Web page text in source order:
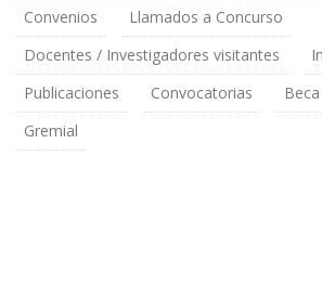
Convenios
Llamados a Concurso
Docentes / Investigadores visitantes
Publicaciones
Convocatorias
Gremial